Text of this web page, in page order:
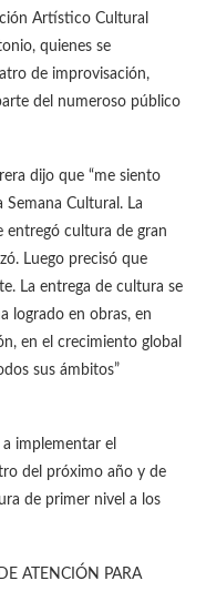
Artístico Cultural
quienes se
de improvisación,
del numeroso público
dijo que “me siento
Cultural. La
entregó cultura de gran
Luego precisó que
La entrega de cultura se
logrado en obras, en
en el crecimiento global
sus ámbitos”
implementar el
del próximo año y de
de primer nivel a los
ATENCIÓN PARA